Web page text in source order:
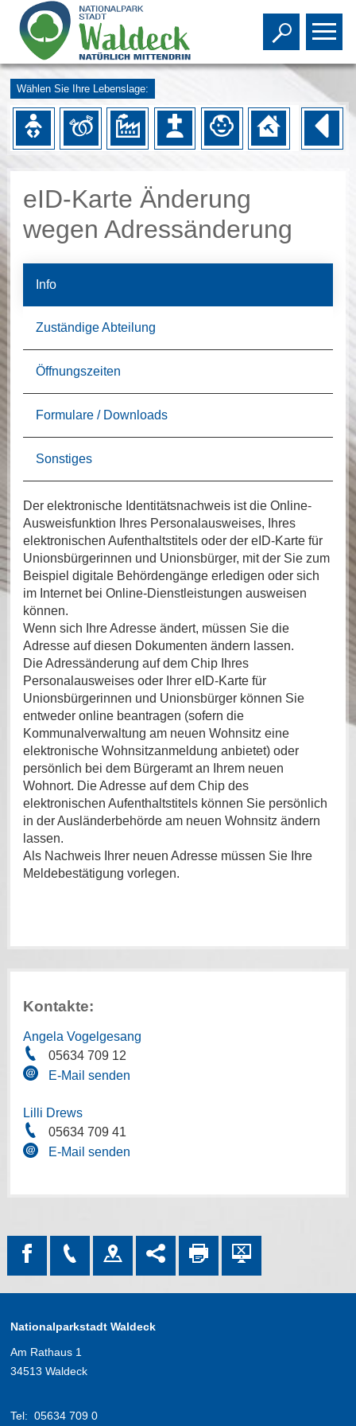
Toggle
Wählen Sie Ihre Lebenslage:
eID-Karte Änderung
wegen Adressänderung
Info
Zuständige Abteilung
Öffnungszeiten
Formulare / Downloads
Sonstiges
Der elektronische Identitätsnachweis ist die Online-
Ausweisfunktion Ihres Personalausweises, Ihres
elektronischen Aufenthaltstitels oder der eID-Karte für
Unionsbürgerinnen und Unionsbürger, mit der Sie zum
Beispiel digitale Behördengänge erledigen oder sich
im Internet bei Online-Dienstleistungen ausweisen
können.
Wenn sich Ihre Adresse ändert, müssen Sie die
Adresse auf diesen Dokumenten ändern lassen.
Die Adressänderung auf dem Chip Ihres
Personalausweises oder Ihrer eID-Karte für
Unionsbürgerinnen und Unionsbürger können Sie
entweder online beantragen (sofern die
Kommunalverwaltung am neuen Wohnsitz eine
elektronische Wohnsitzanmeldung anbietet) oder
persönlich bei dem Bürgeramt an Ihrem neuen
Wohnort. Die Adresse auf dem Chip des
elektronischen Aufenthaltstitels können Sie persönlich
in der Ausländerbehörde am neuen Wohnsitz ändern
lassen.
Als Nachweis Ihrer neuen Adresse müssen Sie Ihre
Meldebestätigung vorlegen.
Kontakte:
Angela Vogelgesang
05634 709 12
E-Mail senden
Lilli Drews
05634 709 41
E-Mail senden
Nationalparkstadt Waldeck
Am Rathaus 1
34513 Waldeck
Tel: 05634 709 0